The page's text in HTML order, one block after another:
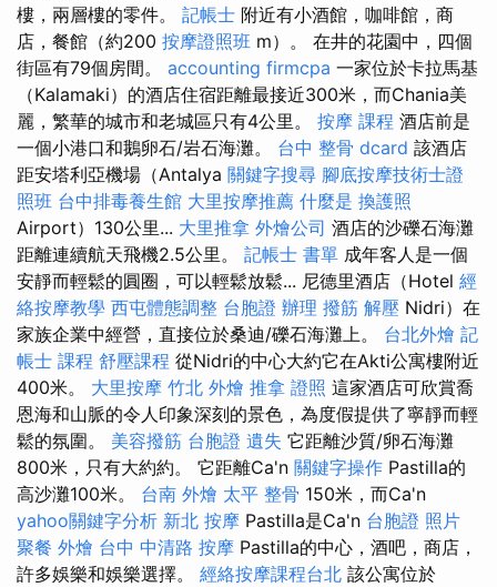
樓，兩層樓的零件。 記帳士 附近有小酒館，咖啡館，商
店，餐館（約200 按摩證照班 m）。 在井的花園中，四個
街區有79個房間。 accounting firmcpa 一家位於卡拉馬基
（Kalamaki）的酒店住宿距離最接近300米，而Chania美
麗，繁華的城市和老城區只有4公里。 按摩 課程 酒店前是
一個小港口和鵝卵石/岩石海灘。 台中 整骨 dcard 該酒店
距安塔利亞機場（Antalya 關鍵字搜尋 腳底按摩技術士證
照班 台中排毒養生館 大里按摩推薦 什麼是 換護照
Airport）130公里... 大里推拿 外燴公司 酒店的沙礫石海灘
距離連續航天飛機2.5公里。 記帳士 書單 成年客人是一個
安靜而輕鬆的圓圈，可以輕鬆放鬆... 尼德里酒店（Hotel 經
絡按摩教學 西屯體態調整 台胞證 辦理 撥筋 解壓 Nidri）在
家族企業中經營，直接位於桑迪/礫石海灘上。 台北外燴 記
帳士 課程 舒壓課程 從Nidri的中心大約它在Akti公寓樓附近
400米。 大里按摩 竹北 外燴 推拿 證照 這家酒店可欣賞喬
恩海和山脈的令人印象深刻的景色，為度假提供了寧靜而輕
鬆的氛圍。 美容撥筋 台胞證 遺失 它距離沙質/卵石海灘
800米，只有大約約。 它距離Ca'n 關鍵字操作 Pastilla的
高沙灘100米。 台南 外燴 太平 整骨 150米，而Ca'n
yahoo關鍵字分析 新北 按摩 Pastilla是Ca'n 台胞證 照片
聚餐 外燴 台中 中清路 按摩 Pastilla的中心，酒吧，商店，
許多娛樂和娛樂選擇。 經絡按摩課程台北 該公寓位於